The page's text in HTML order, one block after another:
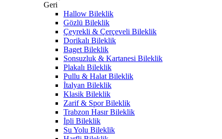
Geri
Hallow Bileklik
Gözlü Bileklik
Çeyrekli & Çerçeveli Bileklik
Dorikalı Bileklik
Baget Bileklik
Sonsuzluk & Kartanesi Bileklik
Plakalı Bileklik
Pullu & Halat Bileklik
İtalyan Bileklik
Klasik Bileklik
Zarif & Spor Bileklik
Trabzon Hasır Bileklik
İpli Bileklik
Su Yolu Bileklik